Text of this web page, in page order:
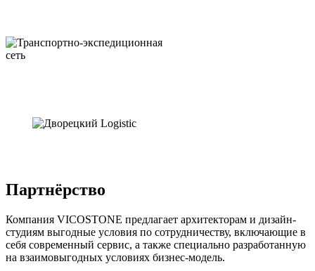
Партнёрство
Компания VICOSTONE предлагает архитекторам и дизайн-
студиям выгодные условия по сотрудничеству, включающие в
себя современный сервис, а также специально разработанную
на взаимовыгодных условиях бизнес-модель.